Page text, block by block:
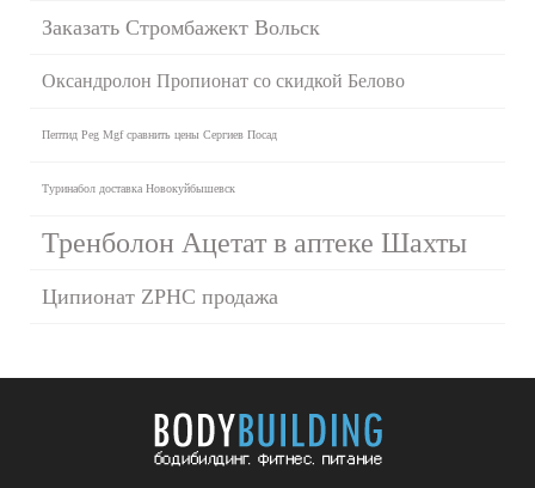
Заказать Стромбажект Вольск
Оксандролон Пропионат со скидкой Белово
Пептид Peg Mgf сравнить цены Сергиев Посад
Туринабол доставка Новокуйбышевск
Тренболон Ацетат в аптеке Шахты
Ципионат ZPHC продажа